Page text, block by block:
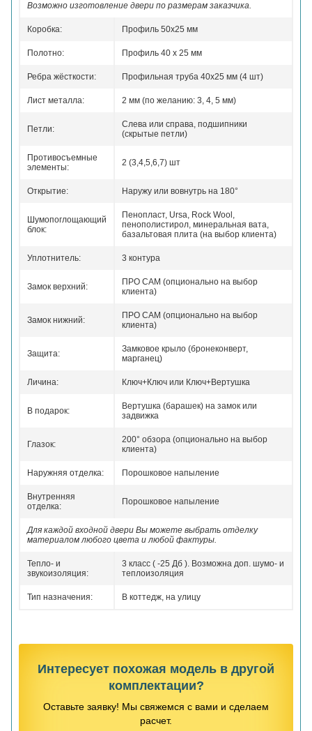
Возможно изготовление двери по размерам заказчика.
Коробка: Профиль 50x25 мм
Полотно: Профиль 40 x 25 мм
Ребра жёсткости: Профильная труба 40х25 мм (4 шт)
Лист металла: 2 мм (по желанию: 3, 4, 5 мм)
Петли:
Слева или справа, подшипники
(скрытые петли)
Противосъемные
элементы:
2 (3,4,5,6,7) шт
Открытие: Наружу или вовнутрь на 180°
Шумопоглощающий
блок:
Пенопласт, Ursa, Rock Wool,
пенополистирол, минеральная вата,
базальтовая плита (на выбор клиента)
Уплотнитель: 3 контура
Замок верхний:
ПРО САМ (опционально на выбор
клиента)
Замок нижний:
ПРО САМ (опционально на выбор
клиента)
Защита:
Замковое крыло (бронеконверт,
марганец)
Личина: Ключ+Ключ или Ключ+Вертушка
В подарок:
Вертушка (барашек) на замок или
задвижка
Глазок:
200° обзора (опционально на выбор
клиента)
Наружняя отделка: Порошковое напыление
Внутренняя
отделка:
Порошковое напыление
Для каждой входной двери Вы можете выбрать отделку
материалом любого цвета и любой фактуры.
Тепло- и
звукоизоляция:
3 класс ( -25 Дб ). Возможна доп. шумо- и
теплоизоляция
Тип назначения: В коттедж, на улицу
Интересует похожая модель в другой
комплектации?
Оставьте заявку! Мы свяжемся с вами и сделаем
расчет.